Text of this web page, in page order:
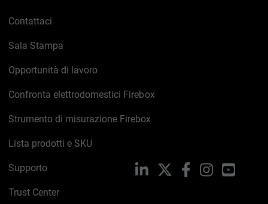
Contattaci
Sala Stampa
Opportunità di lavoro
Confronta elettrodomestici Firebox
Strumento di misurazione Firebox
Lista prodotti e SKU
Supporto
Trust Center
LinkedIn FacebookInstagram